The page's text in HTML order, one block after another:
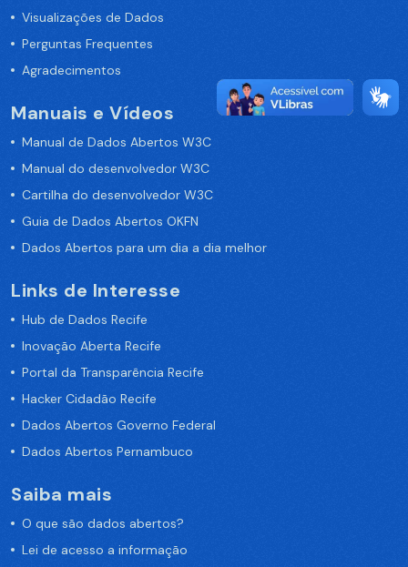
Visualizações de Dados
Perguntas Frequentes
Agradecimentos
Manuais e Vídeos
Manual de Dados Abertos W3C
Manual do desenvolvedor W3C
Cartilha do desenvolvedor W3C
Guia de Dados Abertos OKFN
Dados Abertos para um dia a dia melhor
Links de Interesse
Hub de Dados Recife
Inovação Aberta Recife
Portal da Transparência Recife
Hacker Cidadão Recife
Dados Abertos Governo Federal
Dados Abertos Pernambuco
Saiba mais
O que são dados abertos?
Lei de acesso a informação